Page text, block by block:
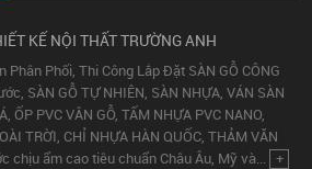
KẾ NỘI THẤT TRƯỜNG ANH
Phân Phối, Thi Công Lắp Đặt SÀN GỖ CÔNG
SÀN GỖ TỰ NHIÊN, SÀN NHỰA, VÁN SÀN
ỐP PVC VÂN GỖ, TẤM NHỰA PVC NANO,
TRỜI, CHỈ NHỰA HÀN QUỐC, THẢM VĂN
chịu ẩm cao tiêu chuẩn Châu Âu, Mỹ và... +